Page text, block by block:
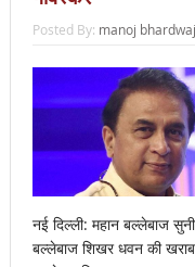
Posted By: manoj bhardwaj
नई दिल्ली: महान बल्लेबाज
बल्लेबाज शिखर धवन की